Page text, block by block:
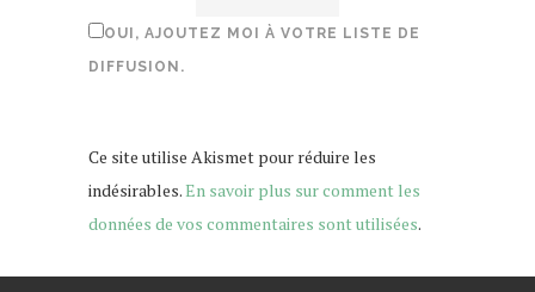
OUI, AJOUTEZ MOI À VOTRE LISTE DE
DIFFUSION.
Ce site utilise Akismet pour réduire les
indésirables.En savoir plus sur comment les
données de vos commentaires sont utilisées.